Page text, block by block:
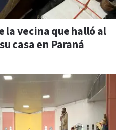
la vecina que halló al
casa en Paraná